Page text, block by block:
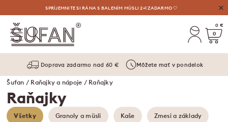
VÝHODNÉ AUGUSTOVÉ OSVIEŽENIE: LIMONÁDY, MASLÁ A VYLAĎENÉ SETY ⛱️
SPRÍJEMNITE SI RÁNA S BALENÍM MÜSLI 2+1 ZADARMO 🤍
0 €
0
Doprava zadarmo nad 60 € Môžete mať v pondelok
Šufan / Raňajky a nápoje / Raňajky
Raňajky
Všetky Granoly a müsli Kaše Zmesi a základy